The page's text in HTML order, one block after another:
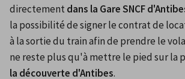
directement dans la Gare SNCF
la possibilité de signer le contrat de
à la sortie du train afin de prendre le
ne reste plus qu'à mettre le pied sur la
la découverte d'Antibes.